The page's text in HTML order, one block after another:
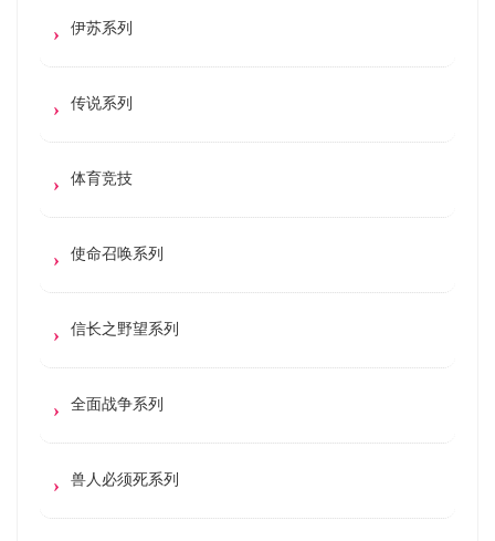
伊苏系列
传说系列
体育竞技
使命召唤系列
信长之野望系列
全面战争系列
兽人必须死系列